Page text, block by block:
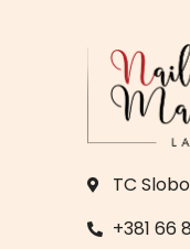
TC
+381 66